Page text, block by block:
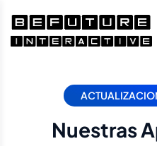
Nuestras